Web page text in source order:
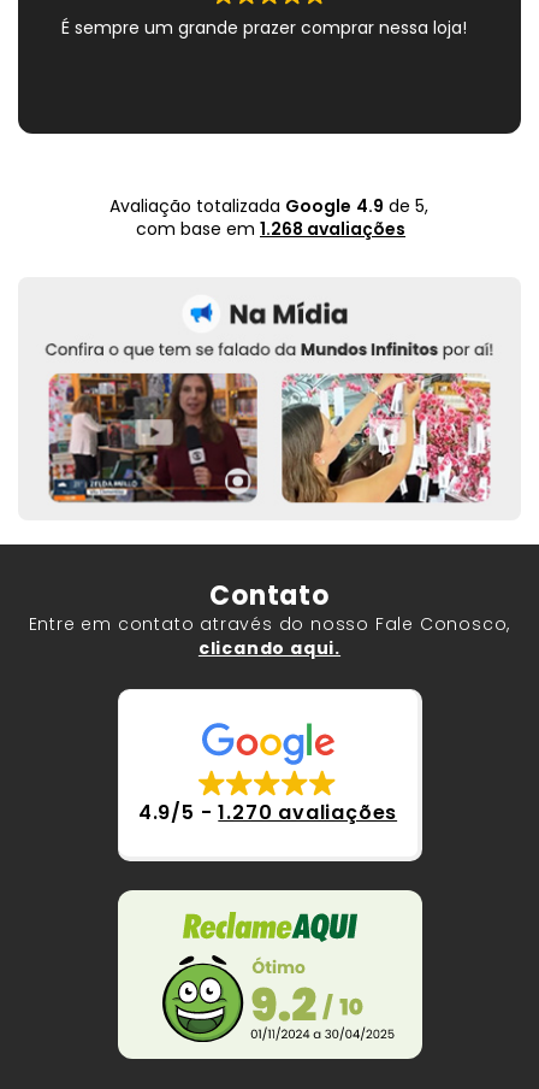
É sempre um grande prazer comprar nessa loja!
Avaliação totalizada Google 4.9 de 5,
com base em 1.268 avaliações
Contato
Entre em contato através do nosso Fale Conosco,
clicando aqui.
4.9/5 - 1.270 avaliações